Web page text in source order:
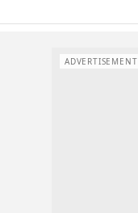
ADVERTISEMENT